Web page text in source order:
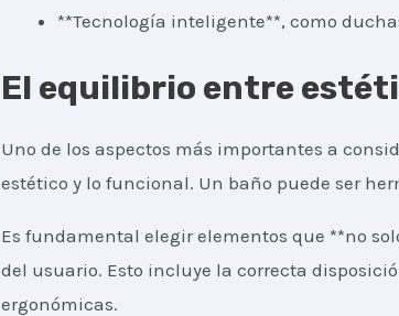
**Tecnología inteligente**, como
El equilibrio entre
Uno de los aspectos más importantes a
estético y lo funcional. Un baño puede ser
Es fundamental elegir elementos que **no
del usuario. Esto incluye la correcta
ergonómicas.